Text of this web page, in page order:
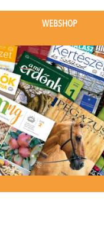
WEBSHOP